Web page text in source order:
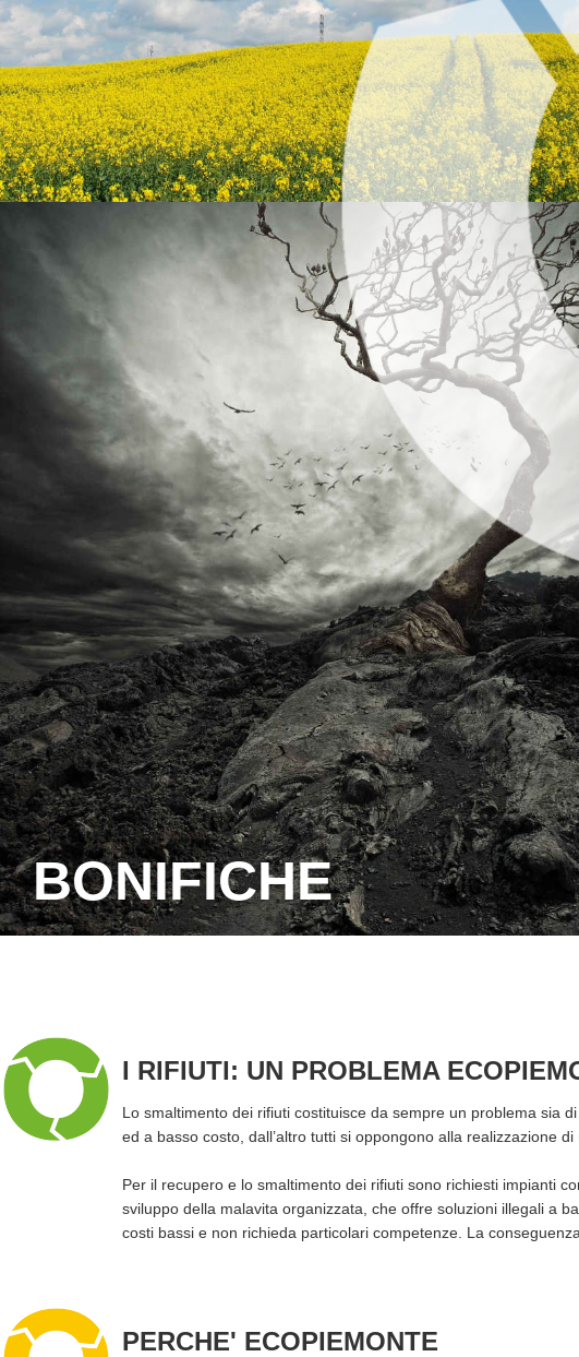
BONIFICHE
I RIFIUTI: UN PROBLEMA
Lo smaltimento dei rifiuti costituisce da sempre un problema sia
ed a basso costo, dall’altro tutti si oppongono alla realizzazione
Per il recupero e lo smaltimento dei rifiuti sono richiesti impianti
sviluppo della malavita organizzata, che offre soluzioni illegali a
costi bassi e non richieda particolari competenze. La
PERCHE' ECOPIEMONTE